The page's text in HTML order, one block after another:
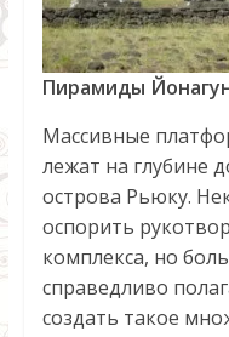
Пирамиды
Массивные
лежат на глубине
острова Рьюку.
оспорить
комплекса, но
справедливо
создать такое